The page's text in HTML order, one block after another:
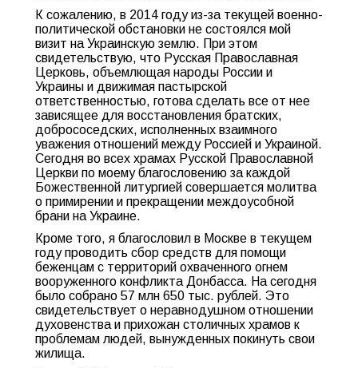
К сожалению, в 2014 году из-за текущей военно-
политической обстановки не состоялся мой
визит на Украинскую землю. При этом
свидетельствую, что Русская Православная
Церковь, объемлющая народы России и
Украины и движимая пастырской
ответственностью, готова сделать все от нее
зависящее для восстановления братских,
добрососедских, исполненных взаимного
уважения отношений между Россией и Украиной.
Сегодня во всех храмах Русской Православной
Церкви по моему благословению за каждой
Божественной литургией совершается молитва
о примирении и прекращении междоусобной
брани на Украине.
Кроме того, я благословил в Москве в текущем
году проводить сбор средств для помощи
беженцам с территорий охваченного огнем
вооруженного конфликта Донбасса. На сегодня
было собрано 57 млн 650 тыс. рублей. Это
свидетельствует о неравнодушном отношении
духовенства и прихожан столичных храмов к
проблемам людей, вынужденных покинуть свои
жилища.